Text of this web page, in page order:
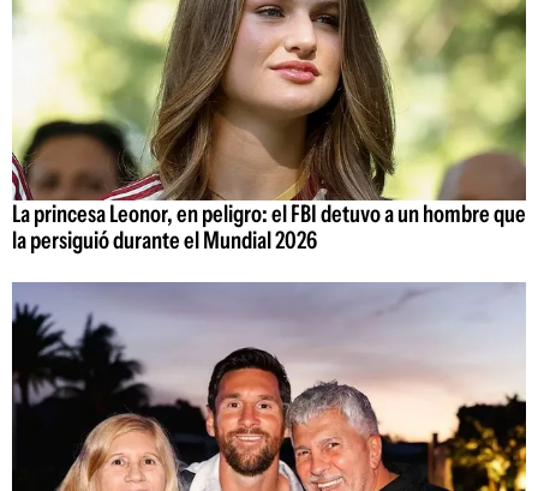
La princesa Leonor, en peligro: el FBI detuvo a un hombre que
la persiguió durante el Mundial 2026